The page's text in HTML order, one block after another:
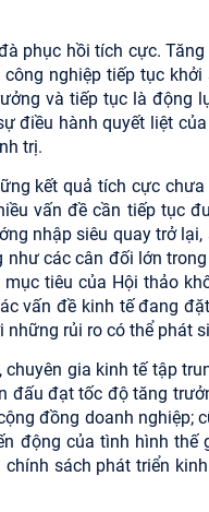
phục hồi tích cực.
nghiệp tiếp tục
và tiếp tục là động
điều hành quyết liệt
trị.
kết quả tích cực
vấn đề cần tiếp tục
nhập siêu quay trở
các cân đối lớn
tiêu của Hội thảo
vấn đề kinh tế đang
rủi ro có thể phát
gia kinh tế tập
đấu đạt tốc độ tăng
đồng doanh nghiệp;
động của tình hình thế
sách phát triển